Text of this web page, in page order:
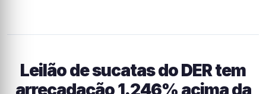
Leilão de sucatas do DER tem
arrecadação 1.246% acima da